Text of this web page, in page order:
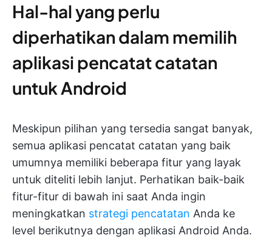
Hal-hal yang perlu
diperhatikan dalam memilih
aplikasi pencatat catatan
untuk Android
Meskipun pilihan yang tersedia sangat banyak,
semua aplikasi pencatat catatan yang baik
umumnya memiliki beberapa fitur yang layak
untuk diteliti lebih lanjut. Perhatikan baik-baik
fitur-fitur di bawah ini saat Anda ingin
meningkatkan strategi pencatatan Anda ke
level berikutnya dengan aplikasi Android Anda.